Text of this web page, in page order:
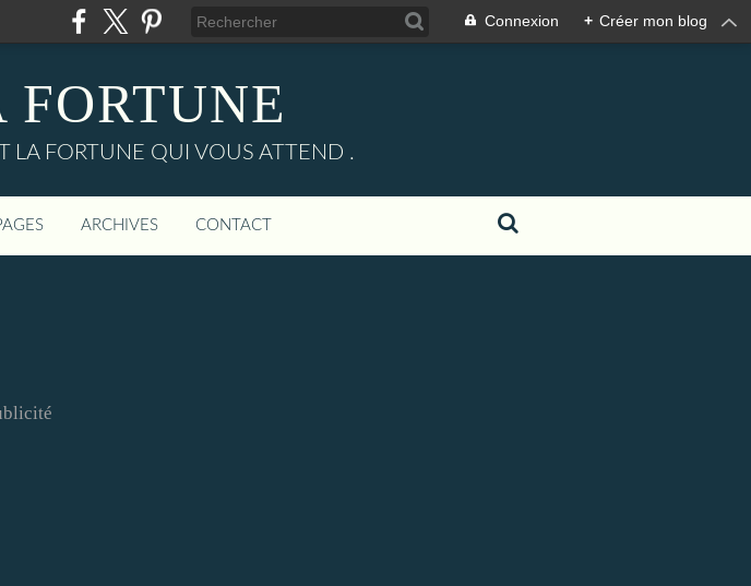
Connexion + Créer mon blog
LA FORTUNE QUI VOUS ATTEND .
ARCHIVES CONTACT